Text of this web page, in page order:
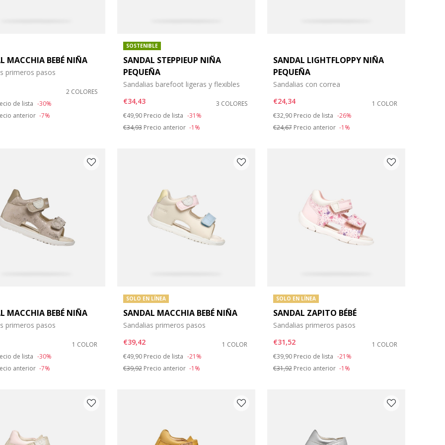
MACCHIA BEBÉ NIÑA
primeros pasos
2 COLORES
from
de lista -30%
anterior -7%
SOSTENIBLE
SANDAL STEPPIEUP NIÑA
PEQUEÑA
Sandalias barefoot ligeras y flexibles
€34,43
3 COLORES
Price reduced from
€49,90 to
Precio de lista -31%
€34,93Precio anterior -1%
SANDAL LIGHTFLOPPY NIÑA
PEQUEÑA
Sandalias con correa
€24,34
1 COLOR
Price reduced from
€32,90 to
Precio de lista -26%
€24,67Precio anterior -1%
MACCHIA BEBÉ NIÑA
primeros pasos
1 COLOR
from
de lista -30%
anterior -7%
SOLO EN LÍNEA
SANDAL MACCHIA BEBÉ NIÑA
Sandalias primeros pasos
€39,42
1 COLOR
Price reduced from
€49,90 to
Precio de lista -21%
€39,92Precio anterior -1%
SOLO EN LÍNEA
SANDAL ZAPITO BÉBÉ
Sandalias primeros pasos
€31,52
1 COLOR
Price reduced from
€39,90 to
Precio de lista -21%
€31,92Precio anterior -1%